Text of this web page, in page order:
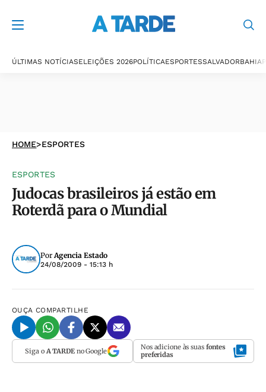
ÚLTIMAS NOTÍCIASELEIÇÕES 2026POLÍTICAESPORTESSALVADORBAHIA
HOME>ESPORTES
ESPORTES
Judocas brasileiros já estão em
Roterdã para o Mundial
PorAgencia Estado
24/08/2009 - 15:13 h
OUÇA COMPARTILHE
Siga o A TARDEno Google Nos adicione às suas fontes
preferidas